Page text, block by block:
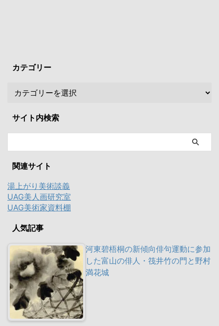
カテゴリー
サイト内検索
関連サイト
湯上がり美術談義
UAG美人画研究室
UAG美術家資料棚
人気記事
河東碧梧桐の新傾向俳句運動に参加
した富山の俳人・筏井竹の門と野村
満花城